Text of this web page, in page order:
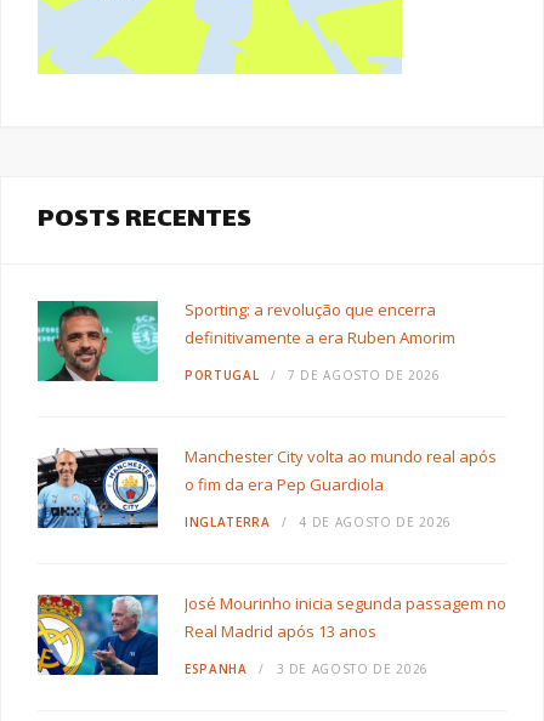
POSTS RECENTES
Sporting: a revolução que encerra
definitivamente a era Ruben Amorim
PORTUGAL 7 DE AGOSTO DE 2026
Manchester City volta ao mundo real após
o fim da era Pep Guardiola
INGLATERRA 4 DE AGOSTO DE 2026
José Mourinho inicia segunda passagem no
Real Madrid após 13 anos
ESPANHA 3 DE AGOSTO DE 2026